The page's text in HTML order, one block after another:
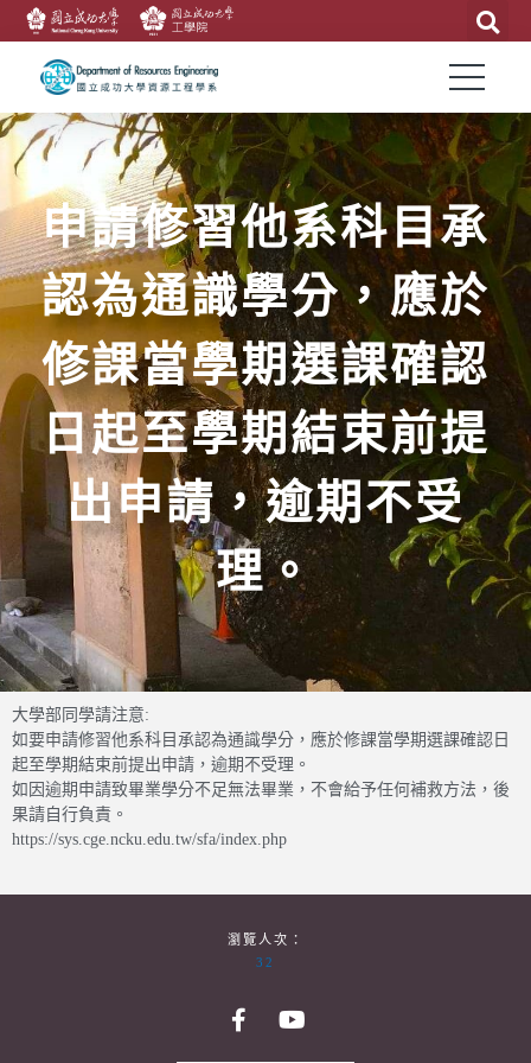
申請修習他系科目承
認為通識學分，應於
修課當學期選課確認
日起至學期結束前提
出申請，逾期不受
理。
大學部同學請注意:
如要申請修習他系科目承認為通識學分，應於修課當學期選課確認日
起至學期結束前提出申請，逾期不受理。
如因逾期申請致畢業學分不足無法畢業，不會給予任何補救方法，後
果請自行負責。
https://sys.cge.ncku.edu.tw/sfa/index.php
瀏覽人次：
32